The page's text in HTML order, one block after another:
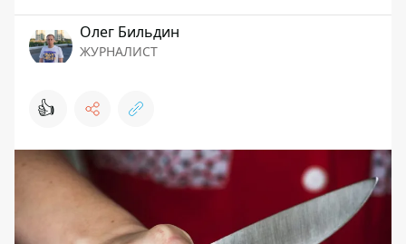
Олег Бильдин
ЖУРНАЛИСТ
👍